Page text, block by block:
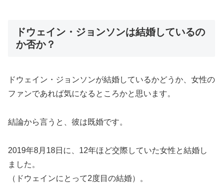
ドウェイン・ジョンソンは結婚しているの
か否か？
ドウェイン・ジョンソンが結婚しているかどうか、女性の
ファンであれば気になるところかと思います。
結論から言うと、 彼は既婚です。
2019年8月18日に、12年ほど交際していた女性と結婚し
ました。
（ドウェインにとって2度目の結婚）。